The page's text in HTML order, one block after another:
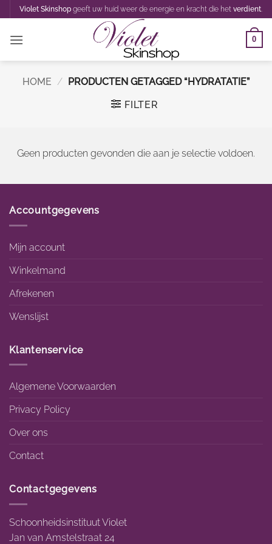
naar
inhoud
Violet Skinshopgeeft uw huid weer de energie en kracht die het verdient.
0
HOME / PRODUCTEN GETAGGED “HYDRATATIE”
FILTER
Geen producten gevonden die aan je selectie voldoen.
Accountgegevens
Mijn account
Winkelmand
Afrekenen
Wenslijst
Klantenservice
Algemene Voorwaarden
Privacy Policy
Over ons
Contact
Contactgegevens
Schoonheidsinstituut Violet
Jan van Amstelstraat 24